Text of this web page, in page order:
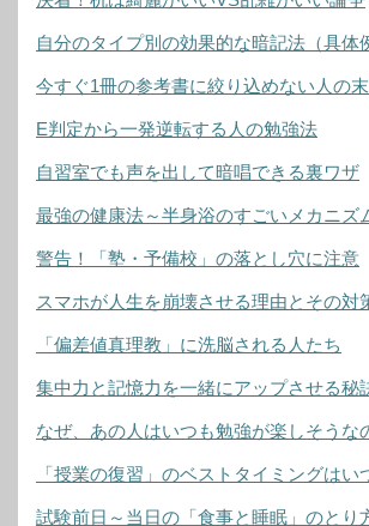
自分のタイプ別の効果的な暗記法（具体
今すぐ1冊の参考書に絞り込めない人の
E判定から一発逆転する人の勉強法
自習室でも声を出して暗唱できる裏ワザ
最強の健康法～半身浴のすごいメカニズ
警告！「塾・予備校」の落とし穴に注意
スマホが人生を崩壊させる理由とその対
「偏差値真理教」に洗脳される人たち
集中力と記憶力を一緒にアップさせる秘
なぜ、あの人はいつも勉強が楽しそうな
「授業の復習」のベストタイミングはい
試験前日～当日の「食事と睡眠」のとり